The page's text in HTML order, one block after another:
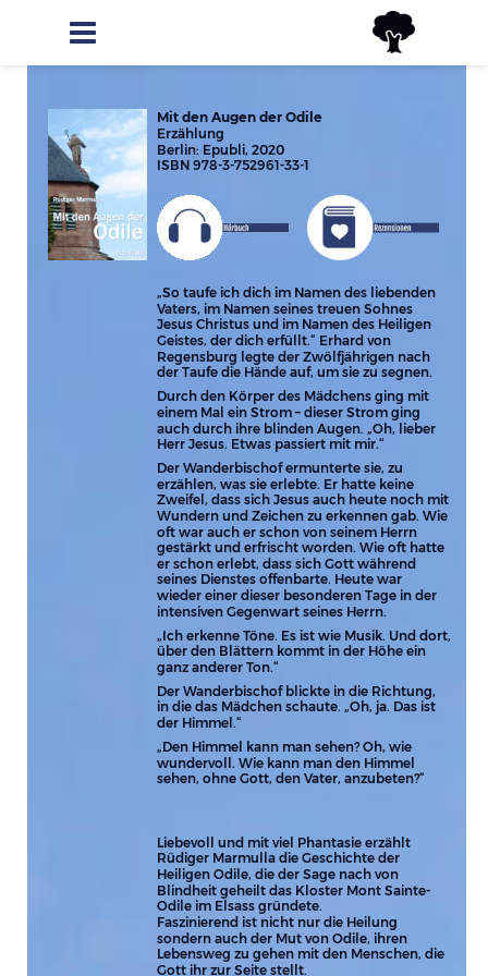
Mit den Augen der Odile
Erzählung
Berlin: Epubli, 2020
ISBN 978-3-752961-33-1
„So taufe ich dich im Namen des liebenden
Vaters, im Namen seines treuen Sohnes
Jesus Christus und im Namen des Heiligen
Geistes, der dich erfüllt.“ Erhard von
Regensburg legte der Zwölfjährigen nach
der Taufe die Hände auf, um sie zu segnen.
Durch den Körper des Mädchens ging mit
einem Mal ein Strom – dieser Strom ging
auch durch ihre blinden Augen. „Oh, lieber
Herr Jesus. Etwas passiert mit mir.“
Der Wanderbischof ermunterte sie, zu
erzählen, was sie erlebte. Er hatte keine
Zweifel, dass sich Jesus auch heute noch mit
Wundern und Zeichen zu erkennen gab. Wie
oft war auch er schon von seinem Herrn
gestärkt und erfrischt worden. Wie oft hatte
er schon erlebt, dass sich Gott während
seines Dienstes offenbarte. Heute war
wieder einer dieser besonderen Tage in der
intensiven Gegenwart seines Herrn.
„Ich erkenne Töne. Es ist wie Musik. Und dort,
über den Blättern kommt in der Höhe ein
ganz anderer Ton.“
Der Wanderbischof blickte in die Richtung,
in die das Mädchen schaute. „Oh, ja. Das ist
der Himmel.“
„Den Himmel kann man sehen? Oh, wie
wundervoll. Wie kann man den Himmel
sehen, ohne Gott, den Vater, anzubeten?“
Liebevoll und mit viel Phantasie erzählt
Rüdiger Marmulla die Geschichte der
Heiligen Odile, die der Sage nach von
Blindheit geheilt das Kloster Mont Sainte-
Odile im Elsass gründete.
Faszinierend ist nicht nur die Heilung
sondern auch der Mut von Odile, ihren
Lebensweg zu gehen mit den Menschen, die
Gott ihr zur Seite stellt.